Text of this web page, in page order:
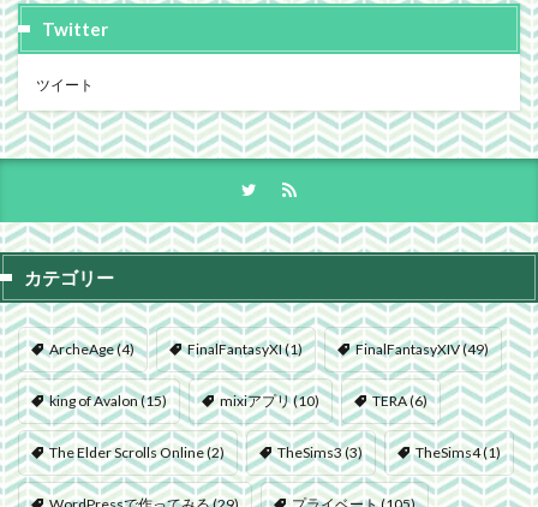
Twitter
ツイート
カテゴリー
ArcheAge(4) FinalFantasyXI(1) FinalFantasyXIV(49)
king of Avalon(15) mixiアプリ(10) TERA(6)
The Elder Scrolls Online(2) TheSims3(3) TheSims4(1)